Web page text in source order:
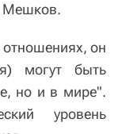
Мешков.
отношениях, он
могут быть
но и в мире".
уровень